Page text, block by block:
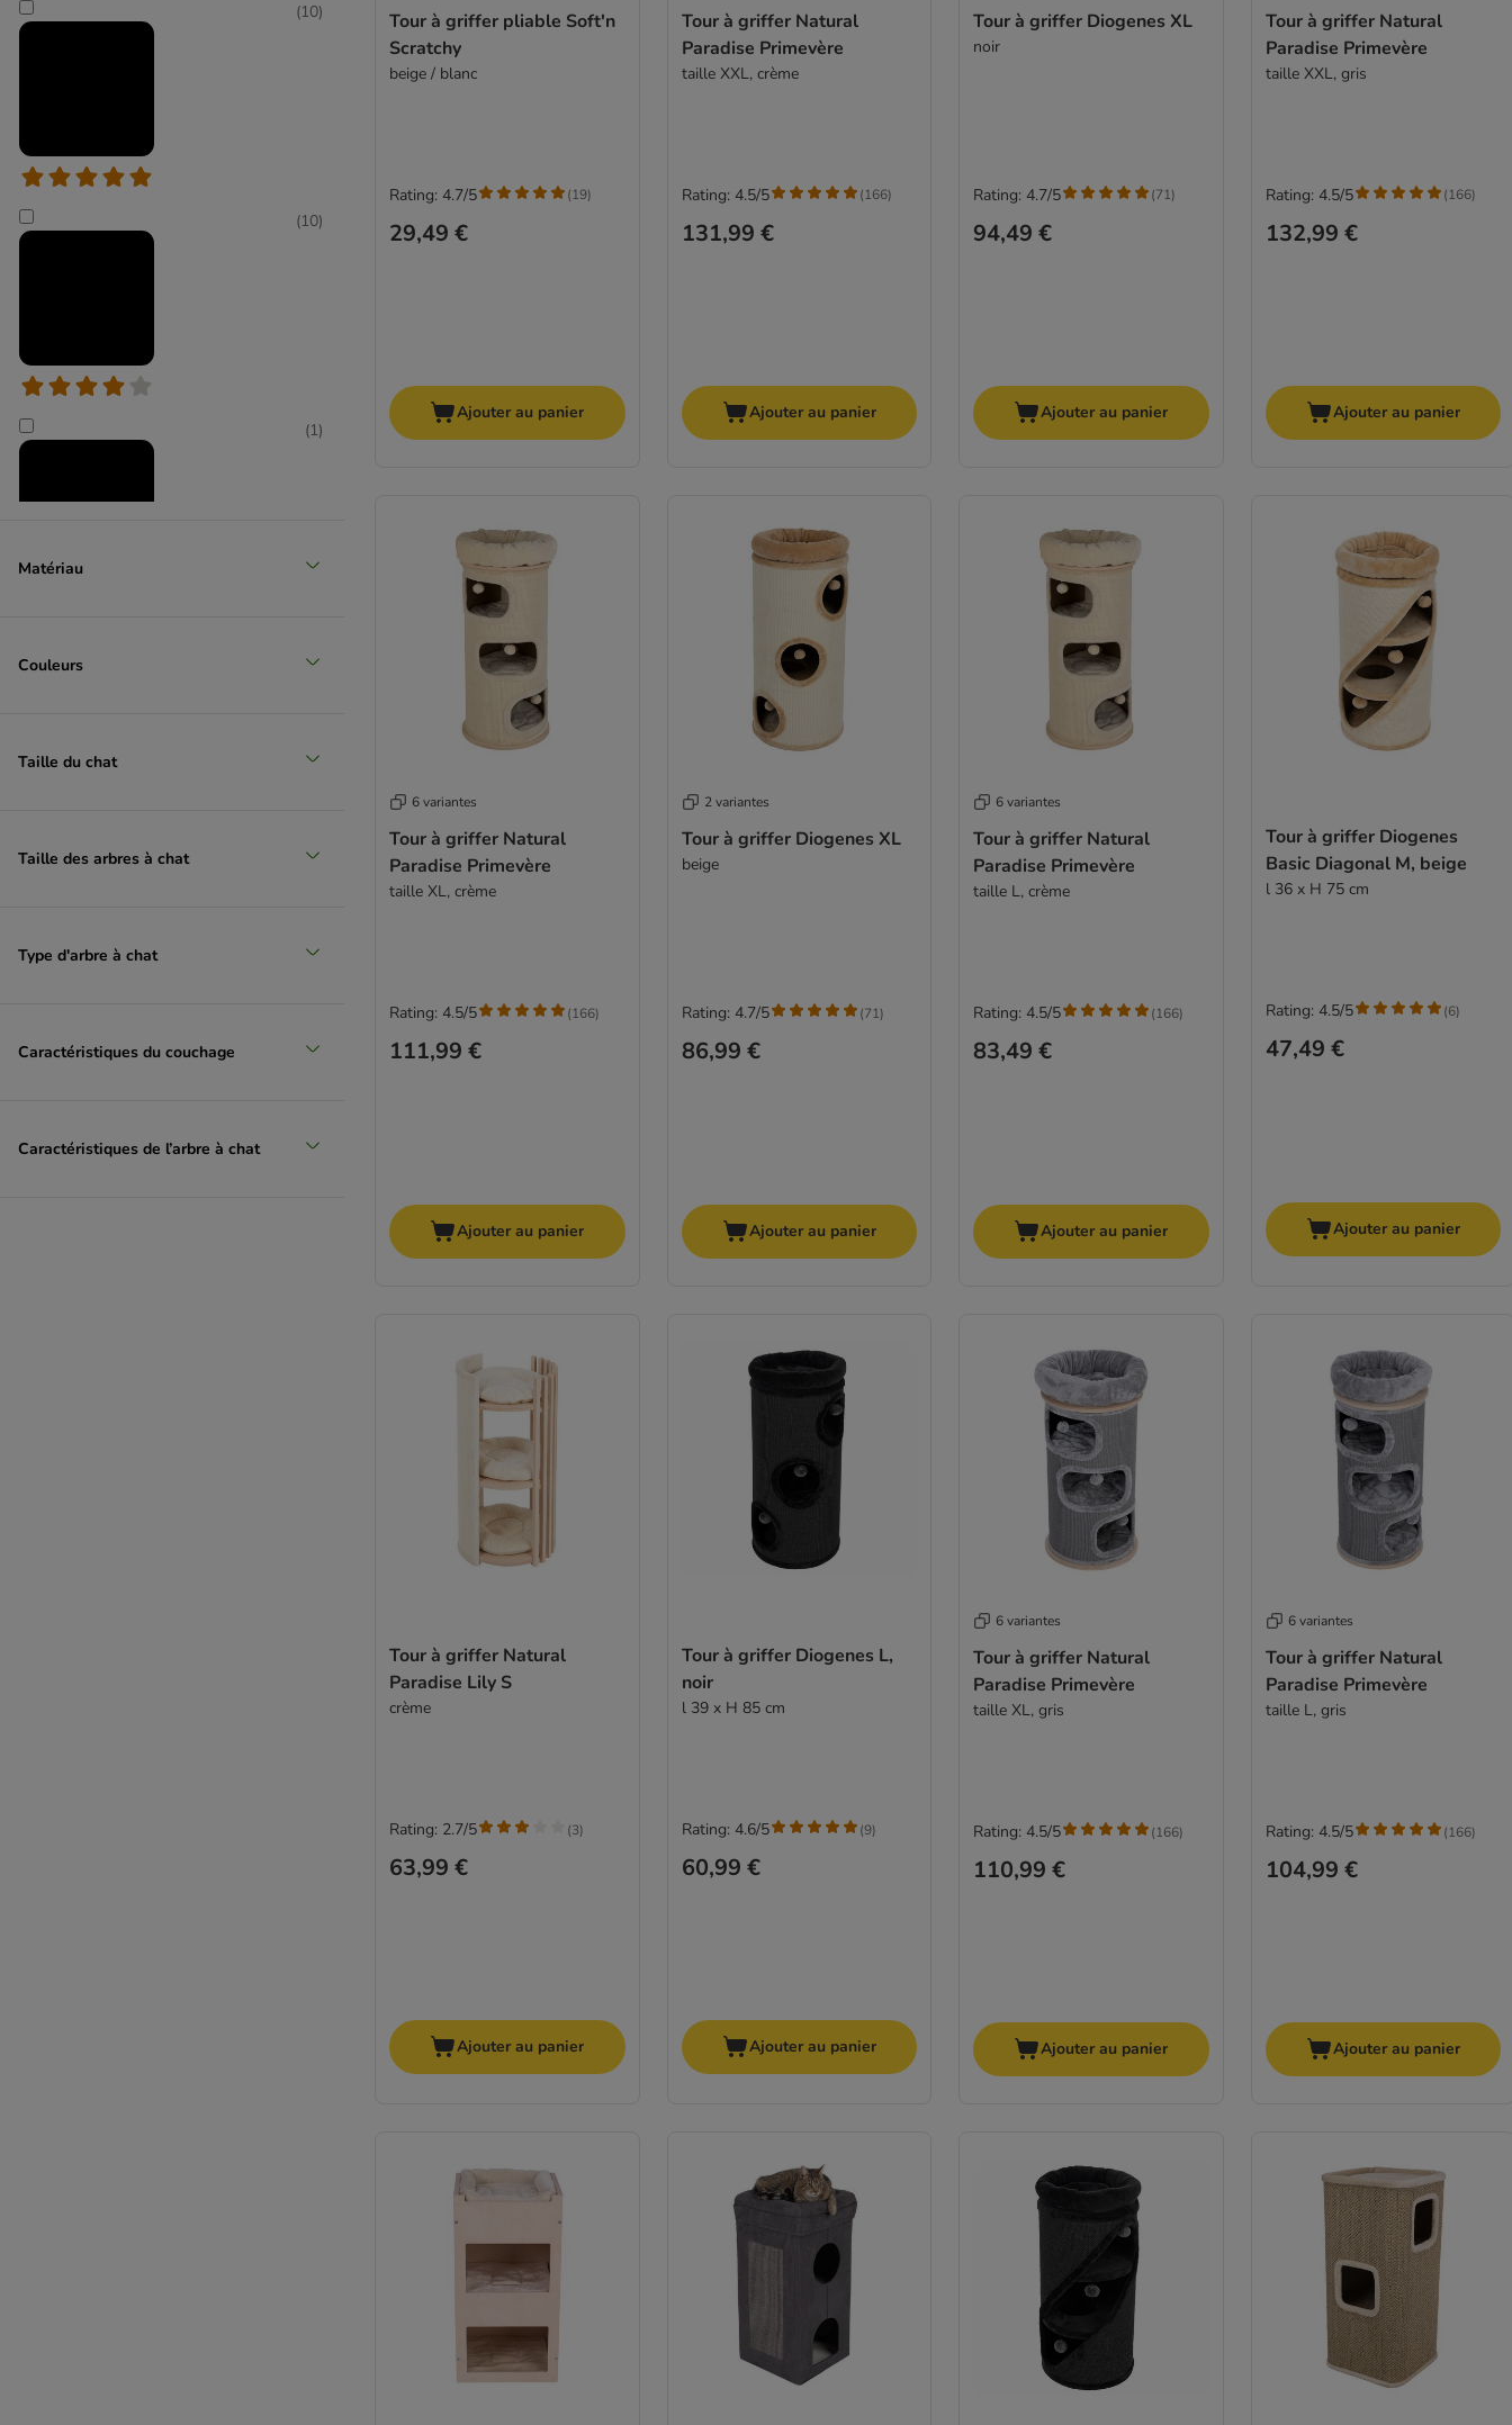
Modern Living
Natural Paradise
(10)
(10)
(1)
Matériau
Couleurs
Taille du chat
Taille des arbres à chat
Type d'arbre à chat
Caractéristiques du couchage
Caractéristiques de l’arbre à chat
Tour à griffer pliable Soft'n
Scratchy
beige / blanc
29,49 €
Rating: 4.7/5 (19)
Ajouter au panier
Tour à griffer Natural
Paradise Primevère
taille XXL, crème
131,99 €
Rating: 4.5/5 (166)
Ajouter au panier
Tour à griffer Diogenes XL
noir
94,49 €
Rating: 4.7/5 (71)
Ajouter au panier
Tour à griffer Natural
Paradise Primevère
taille XXL, gris
132,99 €
Rating: 4.5/5 (166)
Ajouter au panier
6 variantes
Tour à griffer Natural
Paradise Primevère
taille XL, crème
111,99 €
Rating: 4.5/5 (166)
Ajouter au panier
2 variantes
Tour à griffer Diogenes XL
beige
86,99 €
Rating: 4.7/5 (71)
Ajouter au panier
6 variantes
Tour à griffer Natural
Paradise Primevère
taille L, crème
83,49 €
Rating: 4.5/5 (166)
Ajouter au panier
Tour à griffer Diogenes
Basic Diagonal M, beige
l 36 x H 75 cm
47,49 €
Rating: 4.5/5 (6)
Ajouter au panier
Tour à griffer Natural
Paradise Lily S
crème
63,99 €
Rating: 2.7/5 (3)
Ajouter au panier
Tour à griffer Diogenes L,
noir
l 39 x H 85 cm
60,99 €
Rating: 4.6/5 (9)
Ajouter au panier
6 variantes
Tour à griffer Natural
Paradise Primevère
taille XL, gris
110,99 €
Rating: 4.5/5 (166)
Ajouter au panier
6 variantes
Tour à griffer Natural
Paradise Primevère
taille L, gris
104,99 €
Rating: 4.5/5 (166)
Ajouter au panier